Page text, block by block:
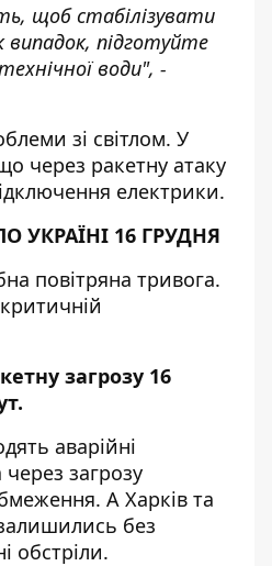
щоб стабілізувати
випадок, підготуйте
води", -
зі світлом. У
через ракетну атаку
електрики.
УКРАЇНІ 16 ГРУДНЯ
повітряна тривога.
загрозу 16
.
аварійні
через загрозу
. А Харків та
без
обстріли.